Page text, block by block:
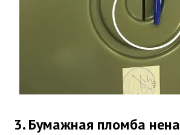
3. Бумажная пломба